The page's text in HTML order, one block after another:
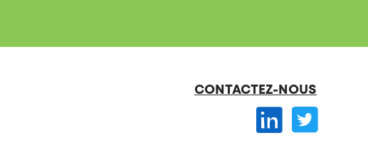
CONTACTEZ-NOUS